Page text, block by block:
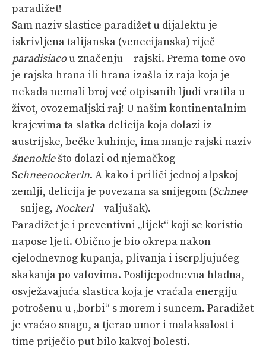
paradižet!
Sam naziv slastice paradižet u dijalektu je
iskrivljena talijanska (venecijanska) riječ
paradisiacou značenju – rajski. Prema tome ovo
je rajska hrana ili hrana izašla iz raja koja je
nekada nemali broj već otpisanih ljudi vratila u
život, ovozemaljski raj! U našim kontinentalnim
krajevima ta slatka delicija koja dolazi iz
austrijske, bečke kuhinje, ima manje rajski naziv
šnenoklešto dolazi od njemačkog
Schneenockerln. A kako i priliči jednoj alpskoj
zemlji, delicija je povezana sa snijegom (Schnee
– snijeg, Nockerl– valjušak).
Paradižet je i preventivni „lijek“ koji se koristio
napose ljeti. Obično je bio okrepa nakon
cjelodnevnog kupanja, plivanja i iscrpljujućeg
skakanja po valovima. Poslijepodnevna hladna,
osvježavajuća slastica koja je vraćala energiju
potrošenu u „borbi“ s morem i suncem. Paradižet
je vraćao snagu, a tjerao umor i malaksalost i
time priječio put bilo kakvoj bolesti.